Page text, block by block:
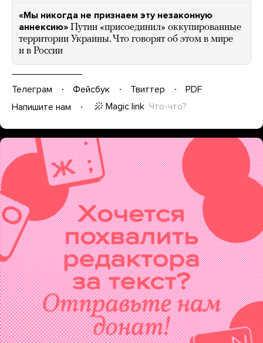
«Мы никогда не признаем эту незаконную
аннексию» Путин «присоединил» оккупированные
территории Украины. Что говорят об этом в мире
и в России
Телеграм Фейсбук Твиттер
PDF
Напишите нам
Magic link Что-что?